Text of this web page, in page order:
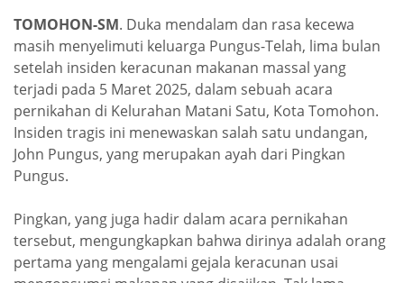
TOMOHON-SM. Duka mendalam dan rasa kecewa
masih menyelimuti keluarga Pungus-Telah, lima bulan
setelah insiden keracunan makanan massal yang
terjadi pada 5 Maret 2025, dalam sebuah acara
pernikahan di Kelurahan Matani Satu, Kota Tomohon.
Insiden tragis ini menewaskan salah satu undangan,
John Pungus, yang merupakan ayah dari Pingkan
Pungus.
Pingkan, yang juga hadir dalam acara pernikahan
tersebut, mengungkapkan bahwa dirinya adalah orang
pertama yang mengalami gejala keracunan usai